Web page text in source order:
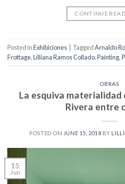
CONTINUE
Posted inExhibiciones TaggedArnaldo
Frottage,Lilliana Ramos Collado,Painting,
OBRAS
La esquiva materialidad
Rivera entre
POSTED ON JUNE 15, 2018 BY
15
Jun